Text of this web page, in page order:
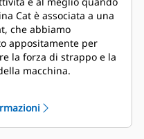
Cat è associata a una
che abbiamo
appositamente per
la forza di strappo e la
macchina.
del tallone
che il fondo